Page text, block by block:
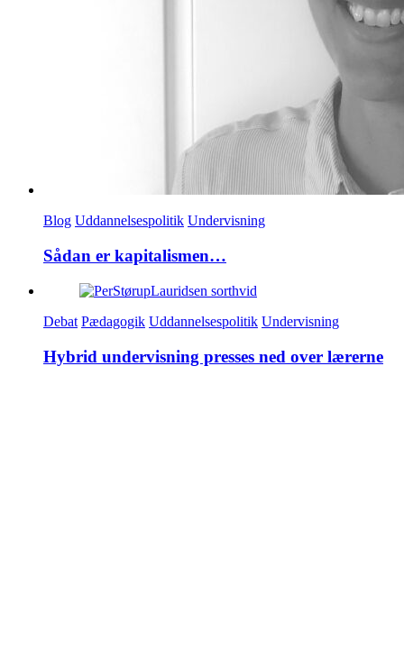
Blog Uddannelsespolitik Undervisning
Sådan er kapitalismen…
Debat Pædagogik Uddannelsespolitik Undervisning
Hybrid undervisning presses ned over lærerne